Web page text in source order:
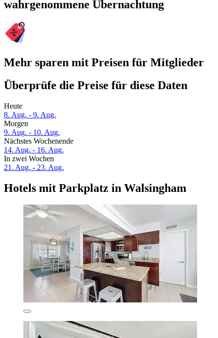
wahrgenommene Übernachtung
Mehr sparen mit Preisen für Mitglieder
Überprüfe die Preise für diese Daten
Heute
8. Aug. - 9. Aug.
Morgen
9. Aug. - 10. Aug.
Nächstes Wochenende
14. Aug. - 16. Aug.
In zwei Wochen
21. Aug. - 23. Aug.
Hotels mit Parkplatz in Walsingham